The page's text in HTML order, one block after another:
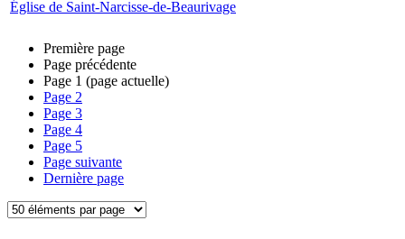
Église de Saint-Narcisse-de-Beaurivage
Première page
Page précédente
Page 1 (page actuelle)
Page 2
Page 3
Page 4
Page 5
Page suivante
Dernière page